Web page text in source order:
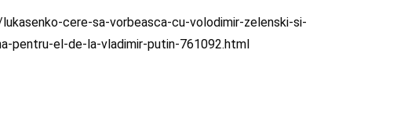
cere-sa-vorbeasca-cu-volodimir-zelenski-si-
pentru-el-de-la-vladimir-putin-761092.html